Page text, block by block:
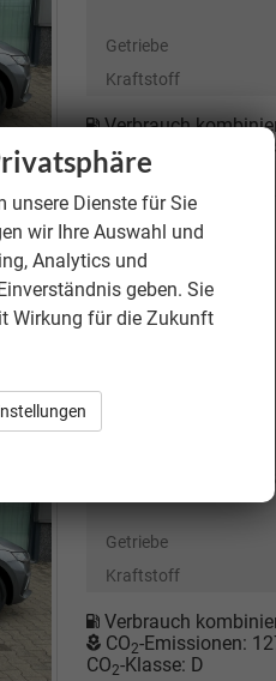
Getriebe
Kraftstoff
Verbrauch
CO
CO2-Klasse:
unverbindliche Lieferzeit: 4
Jahre Garantie,
Neuwagen
1.0 TSI ;
Getriebe
Kraftstoff
Verbrauch
CO2-Emissionen:
CO2-Klasse: D
unsere Dienste für Sie
wir Ihre Auswahl und
Analytics und
geben. Sie
Wirkung für die Zukunft